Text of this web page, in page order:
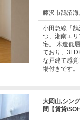
藤沢市鵠沼
小田急線「
つ、湘南エ
宅。 木造低
ており、
な戸建て感
場付きです。
大岡山,シン
間【賃貸/